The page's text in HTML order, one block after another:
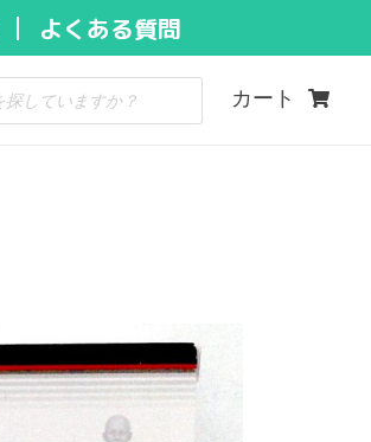
よくある質問
カート